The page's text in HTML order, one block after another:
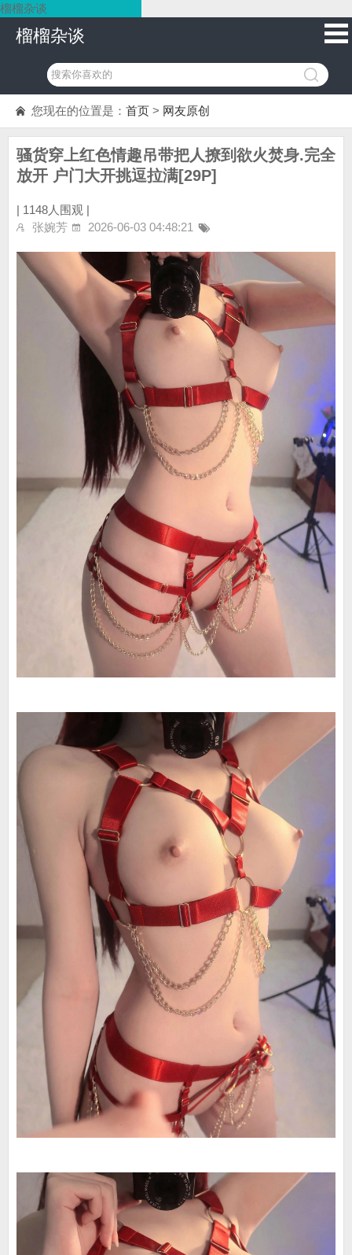
榴榴杂谈
榴榴杂谈
您现在的位置是： 首页 > 网友原创
骚货穿上红色情趣吊带把人撩到欲火焚身.完全
放开 户门大开挑逗拉满[29P]
| 1148人围观 |
张婉芳
2026-06-03 04:48:21